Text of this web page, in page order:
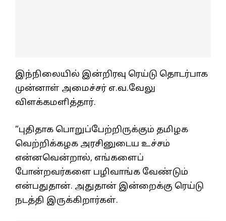
இந்நிலையில் இன்றிரவு ரெய்டு தொடர்பாக
முன்னாள் அமைச்சர் எ.வ.வேலு
விளக்கமளித்தார்.
”புதிதாக பொறுப்பேற்றிருக்கும் தமிழக
வெற்றிக்கழக அரசினுடைய உச்சம்
என்னவென்றால், எங்களைப்
போன்றவர்களை பழிவாங்க வேண்டும்
என்பதுதான். அதுதான் இன்றைக்கு ரெய்டு
நடத்தி இருக்கிறார்கள்.